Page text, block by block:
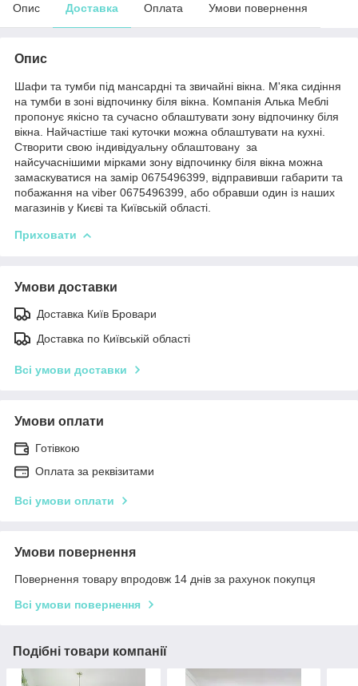
Опис Доставка Оплата Умови повернення
Опис
Шафи та тумби під мансардні та звичайні вікна. М'яка сидіння
на тумби в зоні відпочинку біля вікна. Компанія Алька Меблі
пропонує якісно та сучасно облаштувати зону відпочинку біля
вікна. Найчастіше такі куточки можна облаштувати на кухні.
Створити свою індивідуальну облаштовану за
найсучаснішими мірками зону відпочинку біля вікна можна
замаскуватися на замір 0675496399, відправивши габарити та
побажання на viber 0675496399, або обравши один із наших
магазинів у Києві та Київській області.
Приховати
Умови доставки
Доставка Київ Бровари
Доставка по Київській області
Всі умови доставки
Умови оплати
Готівкою
Оплата за реквізитами
Всі умови оплати
Умови повернення
Повернення товару впродовж 14 днів за рахунок покупця
Всі умови повернення
Подібні товари компанії